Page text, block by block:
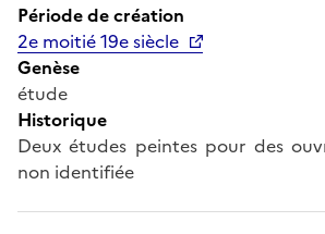
Période de création
2e moitié 19e siècle
Genèse
étude
Historique
Deux études peintes pour des
non identifiée